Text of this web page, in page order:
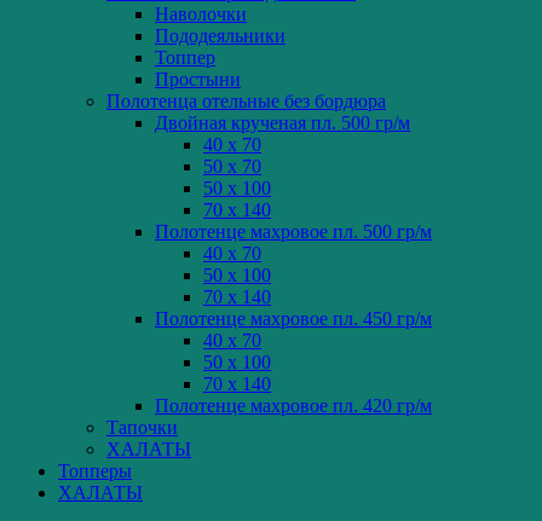
Наволочки
Пододеяльники
Топпер
Простыни
Полотенца отельные без бордюра
Двойная крученая пл. 500 гр/м
40 x 70
50 x 70
50 x 100
70 x 140
Полотенце махровое пл. 500 гр/м
40 x 70
50 x 100
70 x 140
Полотенце махровое пл. 450 гр/м
40 x 70
50 x 100
70 x 140
Полотенце махровое пл. 420 гр/м
Тапочки
ХАЛАТЫ
Топперы
ХАЛАТЫ